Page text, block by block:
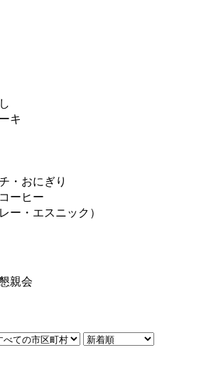
キ
・おにぎり
ーヒー
ー・エスニック）
親会